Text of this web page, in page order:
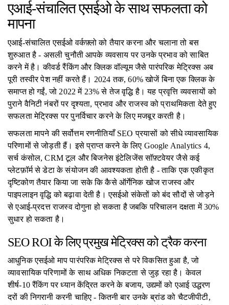
एआई-संचालित एसईओ के साथ सफलता को
मापना
एआई-संचालित एसईओ वर्कफ़्लो को तैयार करना और चलाना तो बस
शुरुआत है - असली चुनौती आपके व्यवसाय पर उनके प्रभाव को साबित
करने में है। कीवर्ड रैंकिंग और क्लिक वॉल्यूम जैसे पारंपरिक मेट्रिक्स अब
पूरी तस्वीर पेश नहीं करते हैं। 2024 तक, 60% खोजें बिना एक क्लिक के
समाप्त हो गईं, जो 2022 में 23% से तेज वृद्धि है। यह प्रवृत्ति व्यवसायों को
पुराने वैनिटी नंबरों पर दृश्यता, प्रभाव और राजस्व को प्राथमिकता देते हुए
सफलता मेट्रिक्स पर पुनर्विचार करने के लिए मजबूर करती है।
सफलता मापने की सर्वोत्तम रणनीतियाँ SEO प्रयासों को सीधे व्यावसायिक
परिणामों से जोड़ती हैं। इसे प्राप्त करने के लिए Google Analytics 4,
सर्च कंसोल, CRM टूल और बिजनेस इंटेलिजेंस सॉफ़्टवेयर जैसे कई
प्लेटफ़ॉर्म से डेटा के संयोजन की आवश्यकता होती है - ताकि एक एकीकृत
दृष्टिकोण तैयार किया जा सके कि कैसे ऑर्गेनिक खोज राजस्व और
पाइपलाइन वृद्धि को बढ़ावा देती है। एसईओ संकेतों को बंद सौदों से जोड़ने
से एआई-प्रदत्त राजस्व दोगुना हो सकता है जबकि परिचालन दक्षता में 30%
सुधार हो सकता है।
SEO ROI के लिए प्रमुख मेट्रिक्स को ट्रैक करना
आधुनिक एसईओ माप पारंपरिक मेट्रिक्स से परे विकसित हुआ है, जो
व्यावसायिक परिणामों के साथ अधिक निकटता से जुड़ रहा है। केवल
शीर्ष-10 रैंकिंग पर ध्यान केंद्रित करने के बजाय, उद्यमों को एआई उद्धरण
दरों की निगरानी करनी चाहिए - कितनी बार उनके ब्रांड को चैटजीपीटी,